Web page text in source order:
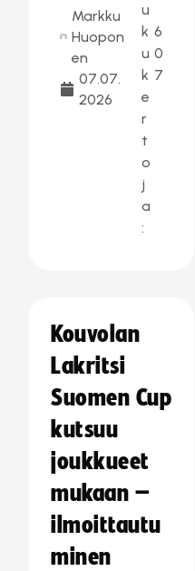
Markku
Huopon
en
07.07.
2026
u
k
u
k
e
r
t
o
j
a
:
6
0
7
Kouvolan
Lakritsi
Suomen Cup
kutsuu
joukkueet
mukaan –
ilmoittautu
minen